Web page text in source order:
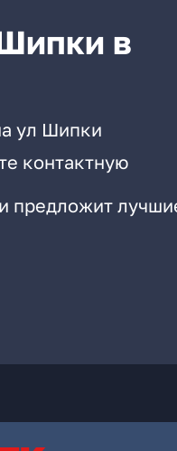
в
ул Шипки
контактную
предложит